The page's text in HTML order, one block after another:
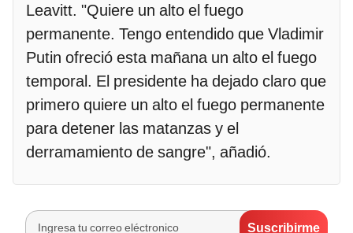
Leavitt. "Quiere un alto el fuego
permanente. Tengo entendido que Vladimir
Putin ofreció esta mañana un alto el fuego
temporal. El presidente ha dejado claro que
primero quiere un alto el fuego permanente
para detener las matanzas y el
derramamiento de sangre", añadió.